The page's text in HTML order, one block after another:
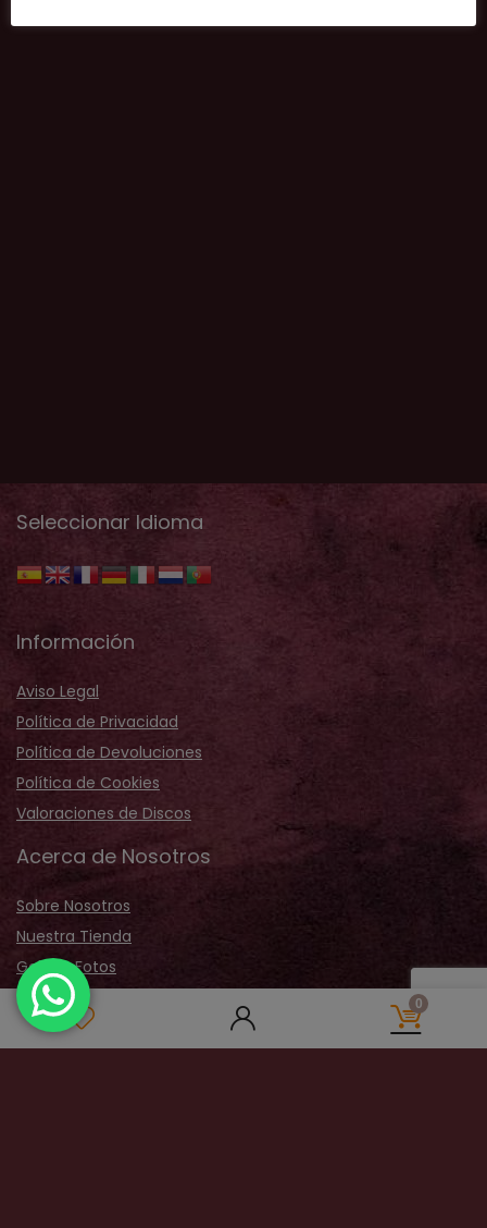
0
era:
es:
Seleccionar Idioma
Información
Aviso Legal
Política de Privacidad
Política de Devoluciones
Política de Cookies
Valoraciones de Discos
Acerca de Nosotros
Sobre Nosotros
Nuestra Tienda
Galería Fotos
Distribución
Contactar